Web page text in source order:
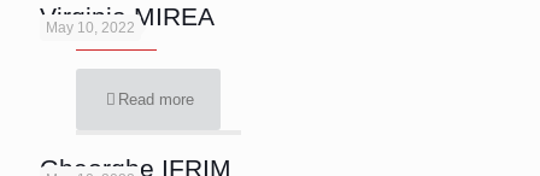
May 10, 2022
Virginia MIREA
Read more
Gheorghe IFRIM